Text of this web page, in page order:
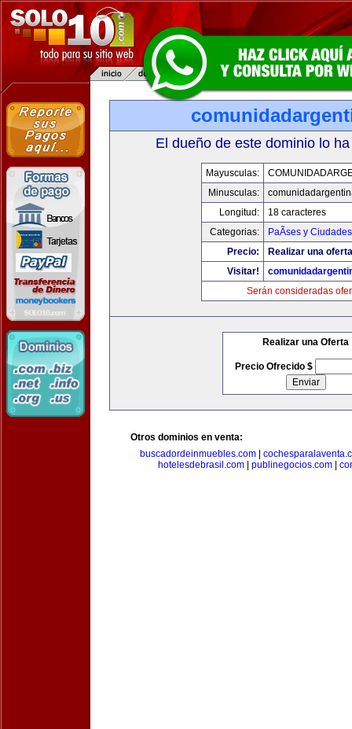
El dueño de este dominio lo
Mayusculas:
Minusculas:
Longitud:
18 caracteres
Categorias:
PaÃ­ses y Ciudades
Precio:
Realizar una
Visitar!
Serán consideradas
Realizar una Oferta
Precio Ofrecido $
Otros dominios en venta:
buscadordeinmuebles.com
hotelesdebrasil.com
publinegocios.com